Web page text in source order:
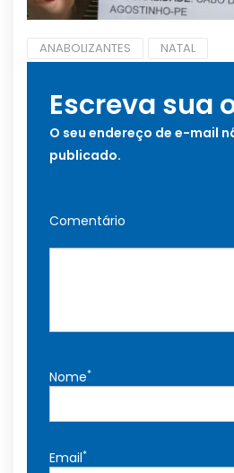
ANABOLIZANTES NATAL
Escreva sua
O seu endereço de e-mail
publicado.
Comentário
Nome*
Email*